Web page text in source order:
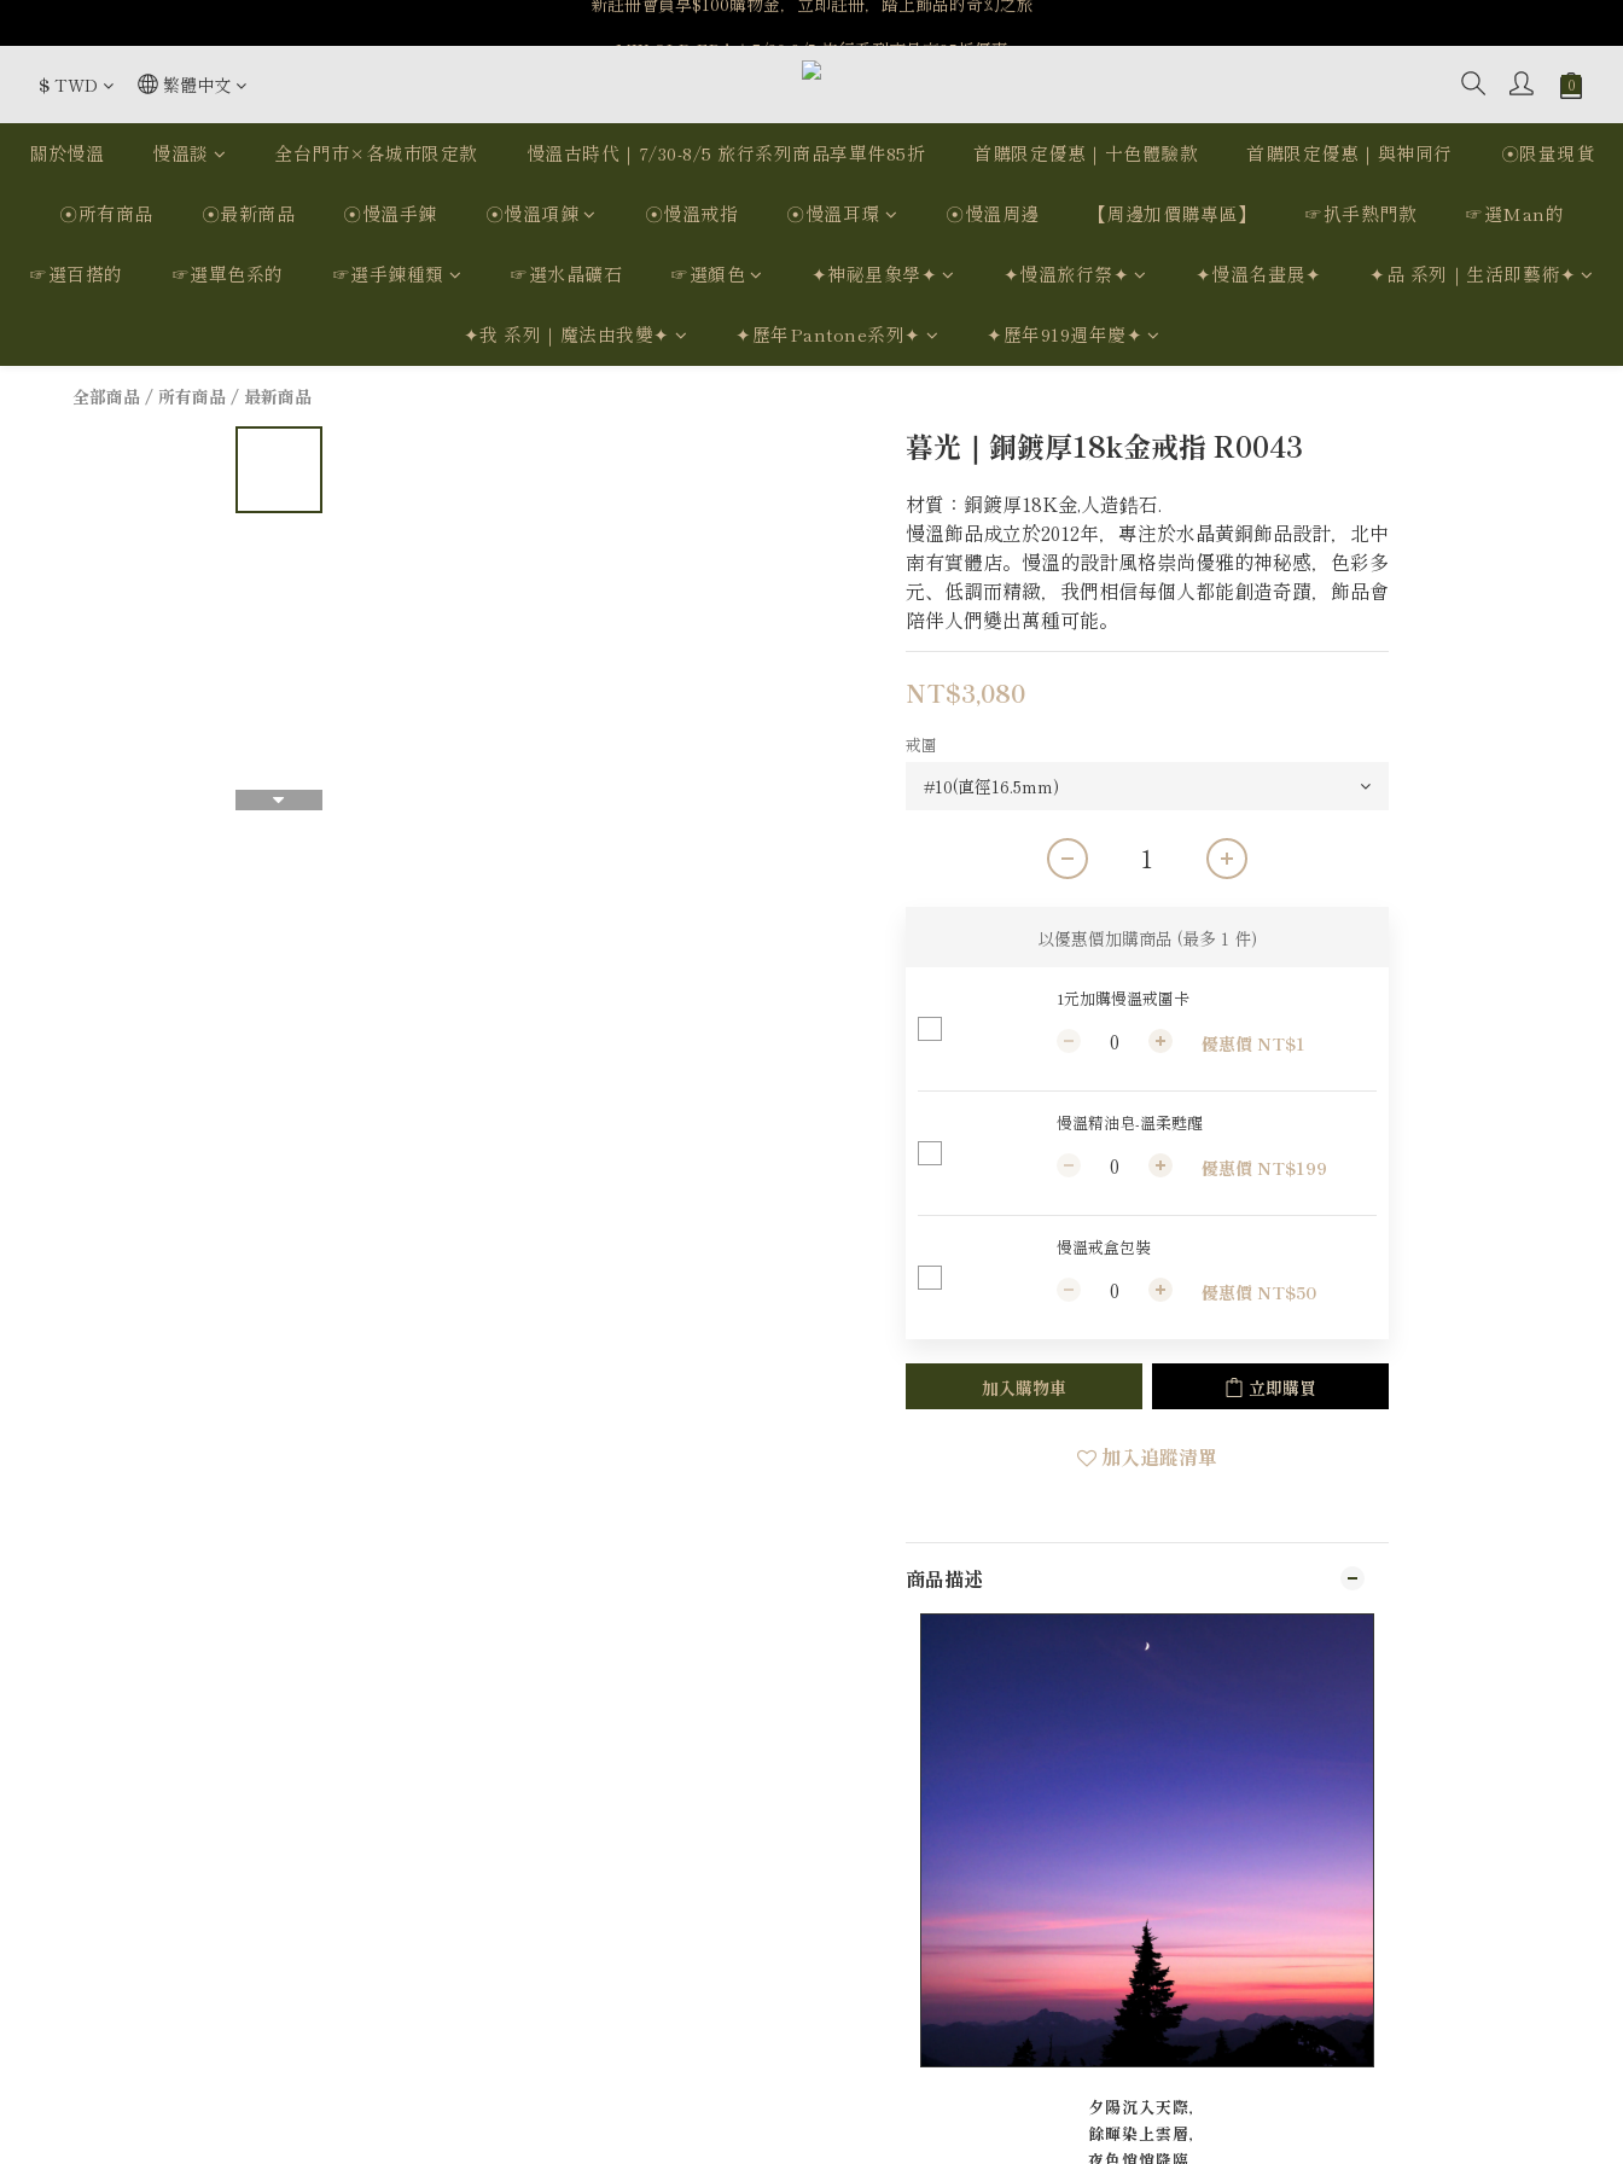
7/15-8/25 神秘星象學系列｜獅子座時區 項鍊 X 戒指 X 手鍊 享福利
MW OLD ERA｜7/30-8/5 旅行系列商品享85折優惠
$ TWD 繁體中文
關於慢溫 慢溫談 全台門市×各城市限定款 慢溫古時代｜7/30-8/5 旅行系列商品享單件85折 首購限定優惠｜十色體驗款 首購限定優惠｜與神同行 ☉限量現貨
☉所有商品 ☉最新商品 ☉慢溫手鍊 ☉慢溫項鍊 ☉慢溫戒指 ☉慢溫耳環 ☉慢溫周邊 【周邊加價購專區】 ☞扒手熱門款 ☞選Man的
☞選百搭的 ☞選單色系的 ☞選手鍊種類 ☞選水晶礦石 ☞選顏色 ✦神祕星象學✦ ✦慢溫旅行祭✦ ✦慢溫名畫展✦ ✦品 系列｜生活即藝術✦
✦我 系列｜魔法由我變✦ ✦歷年Pantone系列✦ ✦歷年919週年慶✦
全部商品 / 所有商品 / 最新商品
暮光｜銅鍍厚18k金戒指 R0043
材質：銅鍍厚18K金,人造鋯石.
慢溫飾品成立於2012年，專注於水晶黃銅飾品設計，北中
南有實體店。慢溫的設計風格崇尚優雅的神秘感，色彩多
元、低調而精緻，我們相信每個人都能創造奇蹟，飾品會
陪伴人們變出萬種可能。
NT$3,080
戒圍
以優惠價加購商品 (最多 1 件)
1元加購慢溫戒圍卡
優惠價 NT$1
慢溫精油皂-溫柔甦醒
優惠價 NT$199
慢溫戒盒包裝
優惠價 NT$50
加入購物車 立即購買
加入追蹤清單
商品描述
夕陽沉入天際，
餘暉染上雲層，